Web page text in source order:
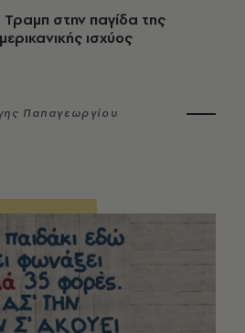
στην παγίδα της
ισχύος
Παπαγεωργίου